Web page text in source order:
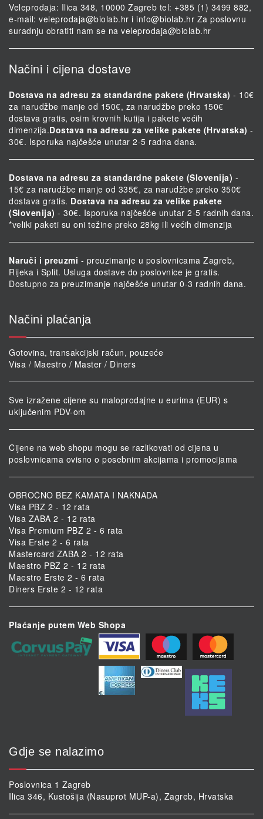
Veleprodaja: Ilica 348, 10000 Zagreb tel: +385 (1) 3499 882,
e-mail: veleprodaja@biolab.hr i info@biolab.hr Za poslovnu
suradnju obratiti nam se na veleprodaja@biolab.hr
Načini i cijena dostave
Dostava na adresu za standardne pakete (Hrvatska) - 10€
za narudžbe manje od 150€, za narudžbe preko 150€
dostava gratis, osim krovnih kutija i pakete većih
dimenzija.Dostava na adresu za velike pakete (Hrvatska) -
30€. Isporuka najčešće unutar 2-5 radna dana.
Dostava na adresu za standardne pakete (Slovenija) -
15€ za narudžbe manje od 335€, za narudžbe preko 350€
dostava gratis. Dostava na adresu za velike pakete
(Slovenija) - 30€. Isporuka najčešće unutar 2-5 radnih dana.
*veliki paketi su oni težine preko 28kg ili većih dimenzija
Naruči i preuzmi - preuzimanje u poslovnicama Zagreb,
Rijeka i Split. Usluga dostave do poslovnice je gratis.
Dostupno za preuzimanje najčešće unutar 0-3 radnih dana.
Načini plaćanja
Gotovina, transakcijski račun, pouzeće
Visa / Maestro / Master / Diners
Sve izražene cijene su maloprodajne u eurima (EUR) s
uključenim PDV-om
Cijene na web shopu mogu se razlikovati od cijena u
poslovnicama ovisno o posebnim akcijama i promocijama
OBROČNO BEZ KAMATA I NAKNADA
Visa PBZ 2 - 12 rata
Visa ZABA 2 - 12 rata
Visa Premium PBZ 2 - 6 rata
Visa Erste 2 - 6 rata
Mastercard ZABA 2 - 12 rata
Maestro PBZ 2 - 12 rata
Maestro Erste 2 - 6 rata
Diners Erste 2 - 12 rata
Plaćanje putem Web Shopa
Gdje se nalazimo
Poslovnica 1 Zagreb
Ilica 346, Kustošija (Nasuprot MUP-a), Zagreb, Hrvatska